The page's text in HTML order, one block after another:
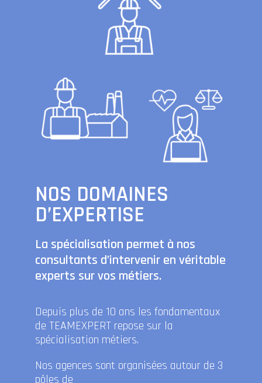
NOS DOMAINES
D’EXPERTISE
La spécialisation permet à nos
consultants d’intervenir en véritable
experts sur vos métiers.
Depuis plus de 10 ans les fondamentaux
de TEAMEXPERT repose sur la
spécialisation métiers.
Nos agences sont organisées autour de 3
pôles de